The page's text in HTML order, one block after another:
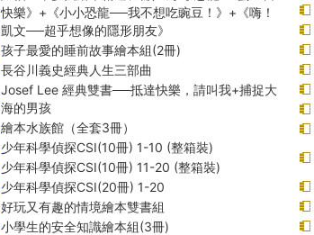
快樂》+《小小恐龍──我不想吃豌豆！》+《嗨！
凱文──超乎想像的隱形朋友》
孩子最愛的睡前故事繪本組(2冊)
長谷川義史經典人生三部曲
Josef Lee 經典雙書──抵達快樂，請叫我+捕捉大
海的男孩
繪本水族館（全套3冊）
少年科學偵探CSI(10冊) 1-10 (整箱裝)
少年科學偵探CSI(10冊) 11-20 (整箱裝)
少年科學偵探CSI(20冊) 1-20
好玩又有趣的情境繪本雙書組
小學生的安全知識繪本組(3冊)